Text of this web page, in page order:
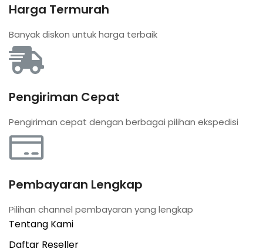
Harga Termurah
Banyak diskon untuk harga terbaik
Pengiriman Cepat
Pengiriman cepat dengan berbagai pilihan ekspedisi
Pembayaran Lengkap
Pilihan channel pembayaran yang lengkap
Tentang Kami
Daftar Reseller